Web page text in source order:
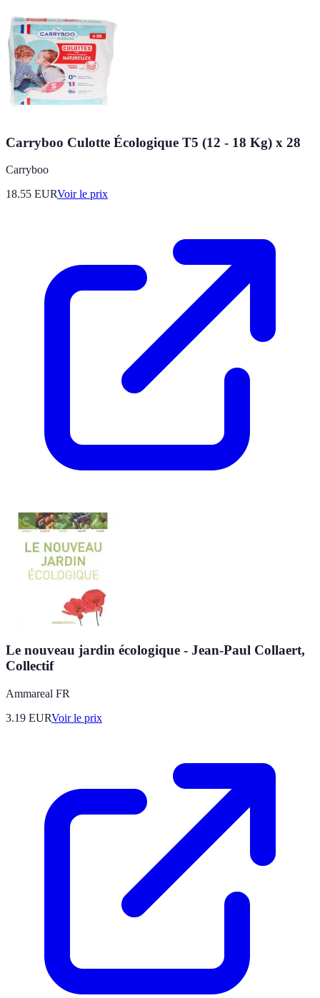
Carryboo Culotte Écologique T5 (12 - 18 Kg) x 28
Carryboo
18.55 EURVoir le prix
Le nouveau jardin écologique - Jean-Paul Collaert,
Collectif
Ammareal FR
3.19 EURVoir le prix